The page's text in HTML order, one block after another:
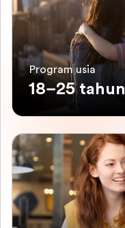
Program usia
18–25 tahun